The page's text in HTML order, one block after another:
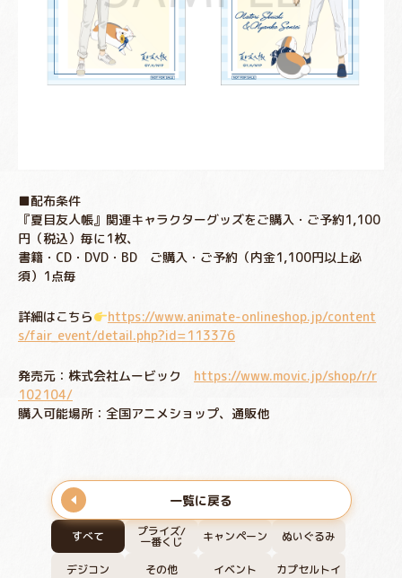
すべて プライズ/
一番くじ キャンペーン ぬいぐるみ
デジコン その他 イベント カプセルトイ
■配布条件
『夏目友人帳』関連キャラクターグッズをご購入・ご予約1,100
円（税込）毎に1枚、
書籍・CD・DVD・BD ご購入・ご予約（内金1,100円以上必
須）1点毎
詳細はこちら
https://www.animate-onlineshop.jp/content
s/fair_event/detail.php?id=113376
発売元：株式会社ムービック https://www.movic.jp/shop/r/r
102104/
購入可能場所：全国アニメショップ、通販他
一覧に戻る